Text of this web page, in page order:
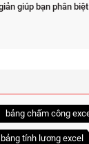
giúp bạn phân
bảng chấm công
bảng tính lương excel